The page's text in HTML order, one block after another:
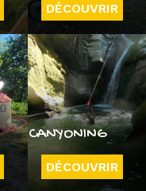
DÉCOUVRIR
CANYONING
DÉCOUVRIR